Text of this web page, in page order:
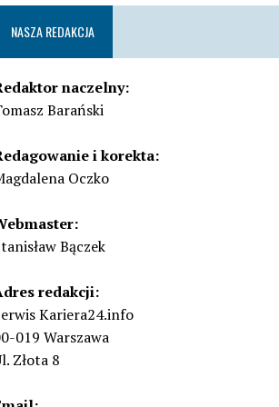
NASZA REDAKCJA
naczelny:
Barański
i korekta:
Oczko
Bączek
redakcji:
Kariera24.info
019 Warszawa
Złota 8